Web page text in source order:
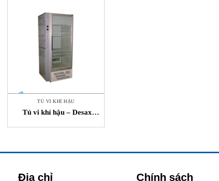
TỦ VI KHÍ HẬU
Tủ vi khí hậu – Desax
Địa chỉ
Chính sách